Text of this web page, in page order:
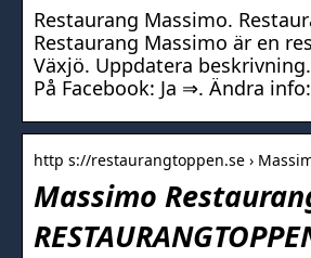
Restaurang Massimo.
Restaurang Massimo är en
Växjö. Uppdatera
På Facebook: Ja ⇒. Ändra
http s://restaurangtoppen.se ›
Massimo